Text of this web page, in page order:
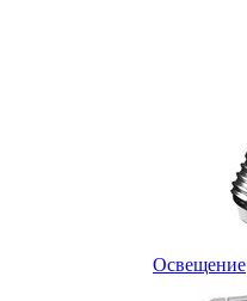
Освещение